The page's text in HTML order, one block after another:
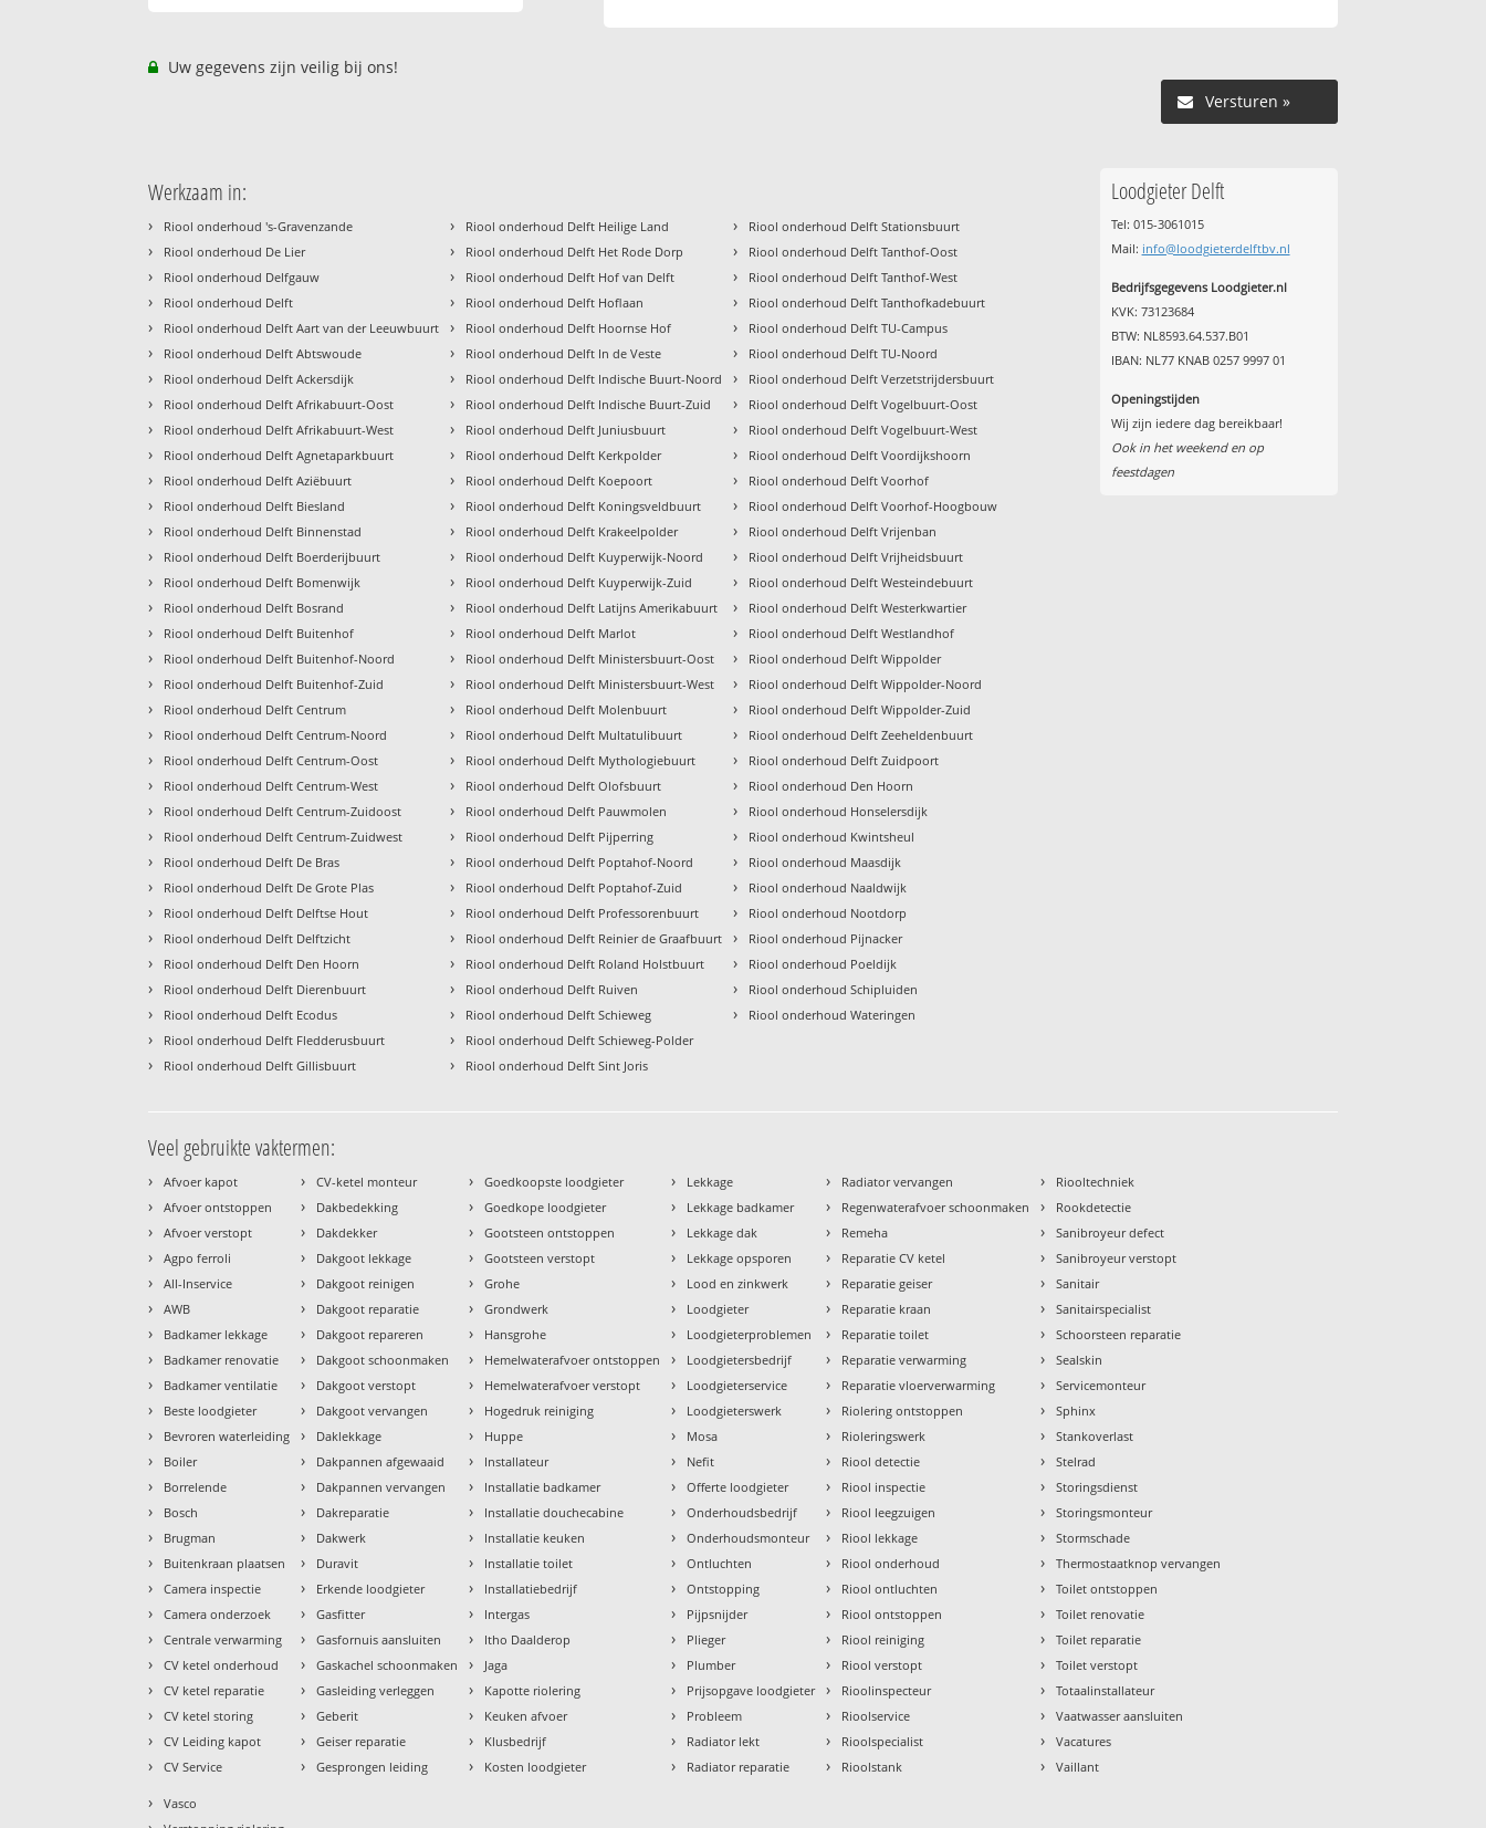
Uw gegevens zijn veilig bij ons!
Versturen »
Werkzaam in:
› Riool onderhoud 's-Gravenzande
› Riool onderhoud De Lier
› Riool onderhoud Delfgauw
› Riool onderhoud Delft
› Riool onderhoud Delft Aart van der Leeuwbuurt
› Riool onderhoud Delft Abtswoude
› Riool onderhoud Delft Ackersdijk
› Riool onderhoud Delft Afrikabuurt-Oost
› Riool onderhoud Delft Afrikabuurt-West
› Riool onderhoud Delft Agnetaparkbuurt
› Riool onderhoud Delft Aziëbuurt
› Riool onderhoud Delft Biesland
› Riool onderhoud Delft Binnenstad
› Riool onderhoud Delft Boerderijbuurt
› Riool onderhoud Delft Bomenwijk
› Riool onderhoud Delft Bosrand
› Riool onderhoud Delft Buitenhof
› Riool onderhoud Delft Buitenhof-Noord
› Riool onderhoud Delft Buitenhof-Zuid
› Riool onderhoud Delft Centrum
› Riool onderhoud Delft Centrum-Noord
› Riool onderhoud Delft Centrum-Oost
› Riool onderhoud Delft Centrum-West
› Riool onderhoud Delft Centrum-Zuidoost
› Riool onderhoud Delft Centrum-Zuidwest
› Riool onderhoud Delft De Bras
› Riool onderhoud Delft De Grote Plas
› Riool onderhoud Delft Delftse Hout
› Riool onderhoud Delft Delftzicht
› Riool onderhoud Delft Den Hoorn
› Riool onderhoud Delft Dierenbuurt
› Riool onderhoud Delft Ecodus
› Riool onderhoud Delft Fledderusbuurt
› Riool onderhoud Delft Gillisbuurt
› Riool onderhoud Delft Heilige Land
› Riool onderhoud Delft Het Rode Dorp
› Riool onderhoud Delft Hof van Delft
› Riool onderhoud Delft Hoflaan
› Riool onderhoud Delft Hoornse Hof
› Riool onderhoud Delft In de Veste
› Riool onderhoud Delft Indische Buurt-Noord
› Riool onderhoud Delft Indische Buurt-Zuid
› Riool onderhoud Delft Juniusbuurt
› Riool onderhoud Delft Kerkpolder
› Riool onderhoud Delft Koepoort
› Riool onderhoud Delft Koningsveldbuurt
› Riool onderhoud Delft Krakeelpolder
› Riool onderhoud Delft Kuyperwijk-Noord
› Riool onderhoud Delft Kuyperwijk-Zuid
› Riool onderhoud Delft Latijns Amerikabuurt
› Riool onderhoud Delft Marlot
› Riool onderhoud Delft Ministersbuurt-Oost
› Riool onderhoud Delft Ministersbuurt-West
› Riool onderhoud Delft Molenbuurt
› Riool onderhoud Delft Multatulibuurt
› Riool onderhoud Delft Mythologiebuurt
› Riool onderhoud Delft Olofsbuurt
› Riool onderhoud Delft Pauwmolen
› Riool onderhoud Delft Pijperring
› Riool onderhoud Delft Poptahof-Noord
› Riool onderhoud Delft Poptahof-Zuid
› Riool onderhoud Delft Professorenbuurt
› Riool onderhoud Delft Reinier de Graafbuurt
› Riool onderhoud Delft Roland Holstbuurt
› Riool onderhoud Delft Ruiven
› Riool onderhoud Delft Schieweg
› Riool onderhoud Delft Schieweg-Polder
› Riool onderhoud Delft Sint Joris
› Riool onderhoud Delft Stationsbuurt
› Riool onderhoud Delft Tanthof-Oost
› Riool onderhoud Delft Tanthof-West
› Riool onderhoud Delft Tanthofkadebuurt
› Riool onderhoud Delft TU-Campus
› Riool onderhoud Delft TU-Noord
› Riool onderhoud Delft Verzetstrijdersbuurt
› Riool onderhoud Delft Vogelbuurt-Oost
› Riool onderhoud Delft Vogelbuurt-West
› Riool onderhoud Delft Voordijkshoorn
› Riool onderhoud Delft Voorhof
› Riool onderhoud Delft Voorhof-Hoogbouw
› Riool onderhoud Delft Vrijenban
› Riool onderhoud Delft Vrijheidsbuurt
› Riool onderhoud Delft Westeindebuurt
› Riool onderhoud Delft Westerkwartier
› Riool onderhoud Delft Westlandhof
› Riool onderhoud Delft Wippolder
› Riool onderhoud Delft Wippolder-Noord
› Riool onderhoud Delft Wippolder-Zuid
› Riool onderhoud Delft Zeeheldenbuurt
› Riool onderhoud Delft Zuidpoort
› Riool onderhoud Den Hoorn
› Riool onderhoud Honselersdijk
› Riool onderhoud Kwintsheul
› Riool onderhoud Maasdijk
› Riool onderhoud Naaldwijk
› Riool onderhoud Nootdorp
› Riool onderhoud Pijnacker
› Riool onderhoud Poeldijk
› Riool onderhoud Schipluiden
› Riool onderhoud Wateringen
Loodgieter Delft
Tel: 015-3061015
Mail: info@loodgieterdelftbv.nl
Bedrijfsgegevens Loodgieter.nl
KVK: 73123684
BTW: NL8593.64.537.B01
IBAN: NL77 KNAB 0257 9997 01
Openingstijden
Wij zijn iedere dag bereikbaar!
Ook in het weekend en op
feestdagen
Veel gebruikte vaktermen:
› Afvoer kapot
› Afvoer ontstoppen
› Afvoer verstopt
› Agpo ferroli
› All-Inservice
› AWB
› Badkamer lekkage
› Badkamer renovatie
› Badkamer ventilatie
› Beste loodgieter
› Bevroren waterleiding
› Boiler
› Borrelende
› Bosch
› Brugman
› Buitenkraan plaatsen
› Camera inspectie
› Camera onderzoek
› Centrale verwarming
› CV ketel onderhoud
› CV ketel reparatie
› CV ketel storing
› CV Leiding kapot
› CV Service
› CV-ketel monteur
› Dakbedekking
› Dakdekker
› Dakgoot lekkage
› Dakgoot reinigen
› Dakgoot reparatie
› Dakgoot repareren
› Dakgoot schoonmaken
› Dakgoot verstopt
› Dakgoot vervangen
› Daklekkage
› Dakpannen afgewaaid
› Dakpannen vervangen
› Dakreparatie
› Dakwerk
› Duravit
› Erkende loodgieter
› Gasfitter
› Gasfornuis aansluiten
› Gaskachel schoonmaken
› Gasleiding verleggen
› Geberit
› Geiser reparatie
› Gesprongen leiding
› Goedkoopste loodgieter
› Goedkope loodgieter
› Gootsteen ontstoppen
› Gootsteen verstopt
› Grohe
› Grondwerk
› Hansgrohe
› Hemelwaterafvoer ontstoppen
› Hemelwaterafvoer verstopt
› Hogedruk reiniging
› Huppe
› Installateur
› Installatie badkamer
› Installatie douchecabine
› Installatie keuken
› Installatie toilet
› Installatiebedrijf
› Intergas
› Itho Daalderop
› Jaga
› Kapotte riolering
› Keuken afvoer
› Klusbedrijf
› Kosten loodgieter
› Lekkage
› Lekkage badkamer
› Lekkage dak
› Lekkage opsporen
› Lood en zinkwerk
› Loodgieter
› Loodgieterproblemen
› Loodgietersbedrijf
› Loodgieterservice
› Loodgieterswerk
› Mosa
› Nefit
› Offerte loodgieter
› Onderhoudsbedrijf
› Onderhoudsmonteur
› Ontluchten
› Ontstopping
› Pijpsnijder
› Plieger
› Plumber
› Prijsopgave loodgieter
› Probleem
› Radiator lekt
› Radiator reparatie
› Radiator vervangen
› Regenwaterafvoer schoonmaken
› Remeha
› Reparatie CV ketel
› Reparatie geiser
› Reparatie kraan
› Reparatie toilet
› Reparatie verwarming
› Reparatie vloerverwarming
› Riolering ontstoppen
› Rioleringswerk
› Riool detectie
› Riool inspectie
› Riool leegzuigen
› Riool lekkage
› Riool onderhoud
› Riool ontluchten
› Riool ontstoppen
› Riool reiniging
› Riool verstopt
› Rioolinspecteur
› Rioolservice
› Rioolspecialist
› Rioolstank
› Riooltechniek
› Rookdetectie
› Sanibroyeur defect
› Sanibroyeur verstopt
› Sanitair
› Sanitairspecialist
› Schoorsteen reparatie
› Sealskin
› Servicemonteur
› Sphinx
› Stankoverlast
› Stelrad
› Storingsdienst
› Storingsmonteur
› Stormschade
› Thermostaatknop vervangen
› Toilet ontstoppen
› Toilet renovatie
› Toilet reparatie
› Toilet verstopt
› Totaalinstallateur
› Vaatwasser aansluiten
› Vacatures
› Vaillant
› Vasco